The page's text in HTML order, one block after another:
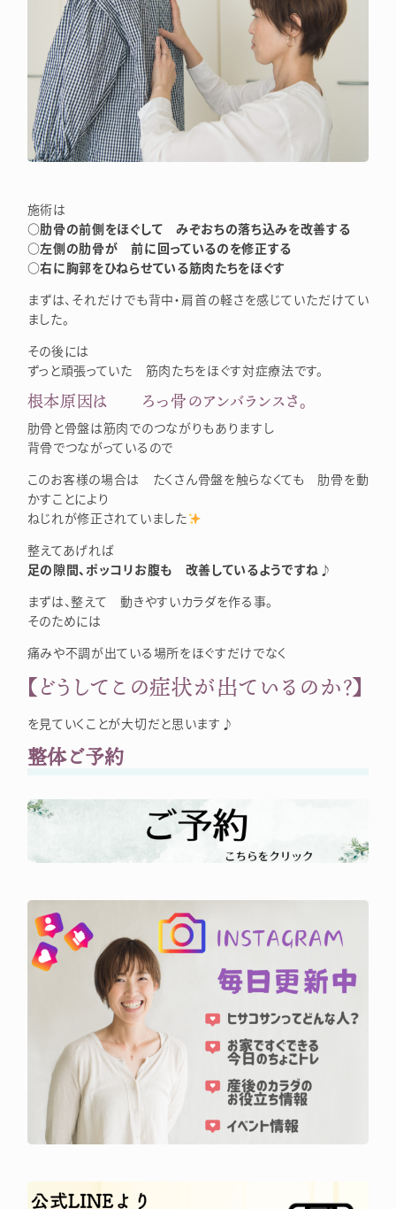
施術は
○肋骨の前側をほぐして みぞおちの落ち込みを改善する
○左側の肋骨が 前に回っているのを修正する
○右に胸郭をひねらせている筋肉たちをほぐす
まずは、それだけでも背中・肩首の軽さを感じていただけてい
ました。
その後には
ずっと頑張っていた 筋肉たちをほぐす対症療法です。
根本原因は ろっ骨のアンバランスさ。
肋骨と骨盤は筋肉でのつながりもありますし
背骨でつながっているので
このお客様の場合は たくさん骨盤を触らなくても 肋骨を動
かすことにより
ねじれが修正されていました
整えてあげれば
足の隙間、ポッコリお腹も 改善しているようですね♪
まずは、整えて 動きやすいカラダを作る事。
そのためには
痛みや不調が出ている場所をほぐすだけでなく
【どうしてこの症状が出ているのか？】
を見ていくことが大切だと思います♪
整体ご予約